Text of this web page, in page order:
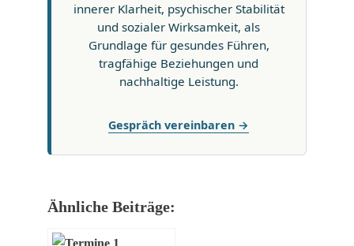
innerer Klarheit, psychischer Stabilität
und sozialer Wirksamkeit, als
Grundlage für gesundes Führen,
tragfähige Beziehungen und
nachhaltige Leistung.
Gespräch vereinbaren →
Ähnliche Beiträge: